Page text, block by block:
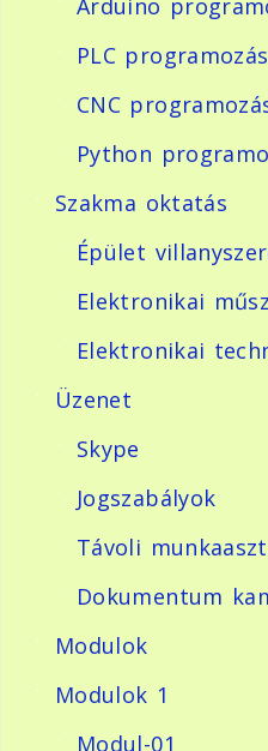
PLC programozás
CNC
Python
Szakma oktatás
Épület
Elektronikai
Elektronikai
Üzenet
Skype
Jogszabályok
Távoli
Dokumentum
Modulok
Modulok 1
Modul-01